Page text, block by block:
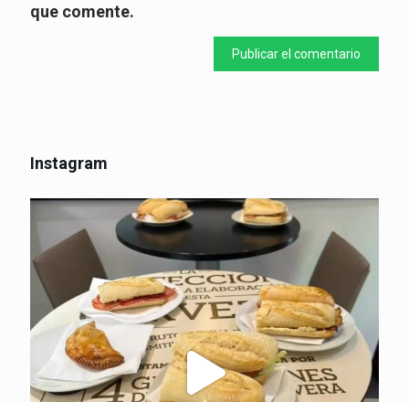
que comente.
Instagram